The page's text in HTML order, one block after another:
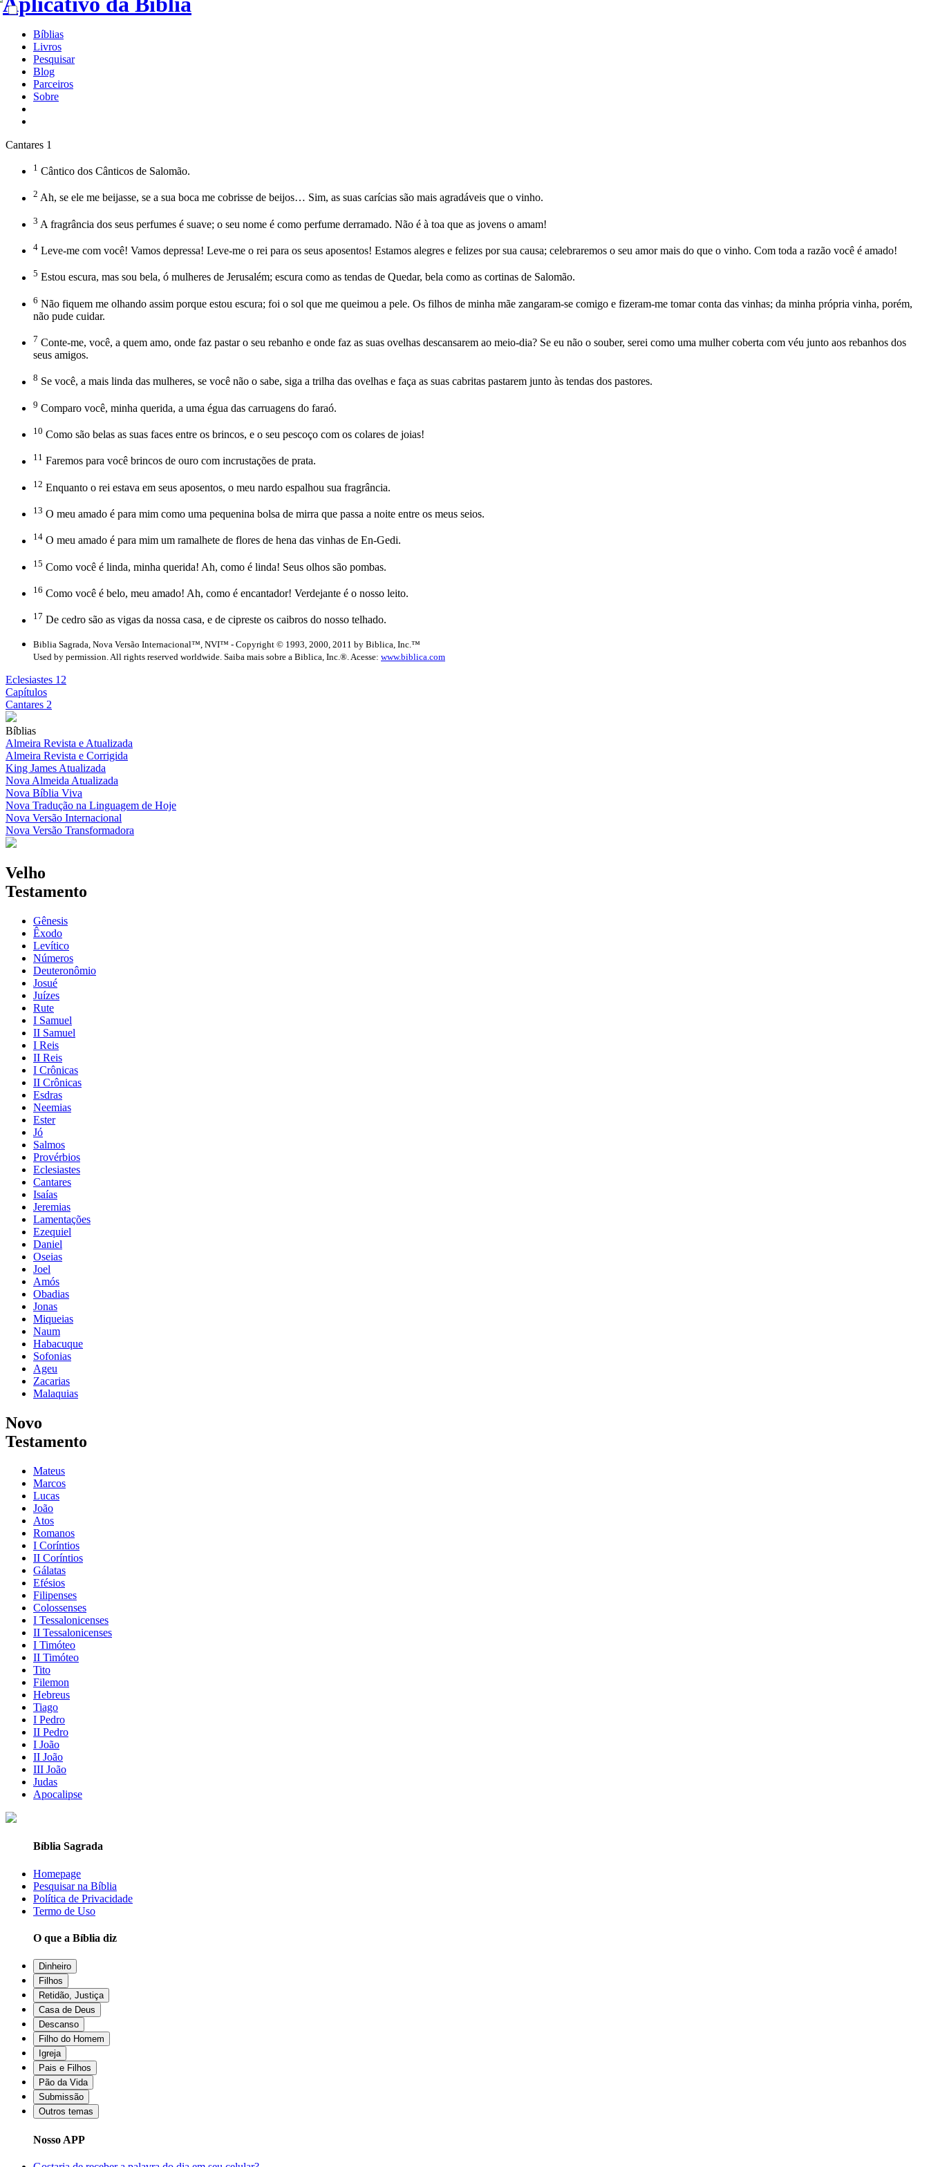
Bíblias
Livros
Pesquisar
Blog
Parceiros
Sobre
Cantares 1
1 Cântico dos Cânticos de Salomão.
2 Ah, se ele me beijasse, se a sua boca me cobrisse de beijos… Sim, as suas carícias são mais agradáveis que o vinho.
3 A fragrância dos seus perfumes é suave; o seu nome é como perfume derramado. Não é à toa que as jovens o amam!
4 Leve-me com você! Vamos depressa! Leve-me o rei para os seus aposentos! Estamos alegres e felizes por sua causa; celebraremos o seu amor mais do que o vinho. Com toda a razão você é amado!
5 Estou escura, mas sou bela, ó mulheres de Jerusalém; escura como as tendas de Quedar, bela como as cortinas de Salomão.
6 Não fiquem me olhando assim porque estou escura; foi o sol que me queimou a pele. Os filhos de minha mãe zangaram-se comigo e fizeram-me tomar conta das vinhas; da minha própria vinha, porém,
não pude cuidar.
7 Conte-me, você, a quem amo, onde faz pastar o seu rebanho e onde faz as suas ovelhas descansarem ao meio-dia? Se eu não o souber, serei como uma mulher coberta com véu junto aos rebanhos dos
seus amigos.
8 Se você, a mais linda das mulheres, se você não o sabe, siga a trilha das ovelhas e faça as suas cabritas pastarem junto às tendas dos pastores.
9 Comparo você, minha querida, a uma égua das carruagens do faraó.
10 Como são belas as suas faces entre os brincos, e o seu pescoço com os colares de joias!
11 Faremos para você brincos de ouro com incrustações de prata.
12 Enquanto o rei estava em seus aposentos, o meu nardo espalhou sua fragrância.
13 O meu amado é para mim como uma pequenina bolsa de mirra que passa a noite entre os meus seios.
14 O meu amado é para mim um ramalhete de flores de hena das vinhas de En-Gedi.
15 Como você é linda, minha querida! Ah, como é linda! Seus olhos são pombas.
16 Como você é belo, meu amado! Ah, como é encantador! Verdejante é o nosso leito.
17 De cedro são as vigas da nossa casa, e de cipreste os caibros do nosso telhado.
Biblia Sagrada, Nova Versão Internacional™, NVI™ - Copyright © 1993, 2000, 2011 by Biblica, Inc.™
Used by permission. All rights reserved worldwide. Saiba mais sobre a Biblica, Inc.®. Acesse: www.biblica.com
Eclesiastes 12
Capítulos
Cantares 2
Bíblias
Almeira Revista e Atualizada
Almeira Revista e Corrigida
King James Atualizada
Nova Almeida Atualizada
Nova Bíblia Viva
Nova Tradução na Linguagem de Hoje
Nova Versão Internacional
Nova Versão Transformadora
Velho
Testamento
Gênesis
Êxodo
Levítico
Números
Deuteronômio
Josué
Juízes
Rute
I Samuel
II Samuel
I Reis
II Reis
I Crônicas
II Crônicas
Esdras
Neemias
Ester
Jó
Salmos
Provérbios
Eclesiastes
Cantares
Isaías
Jeremias
Lamentações
Ezequiel
Daniel
Oseias
Joel
Amós
Obadias
Jonas
Miqueias
Naum
Habacuque
Sofonias
Ageu
Zacarias
Malaquias
Novo
Testamento
Mateus
Marcos
Lucas
João
Atos
Romanos
I Coríntios
II Coríntios
Gálatas
Efésios
Filipenses
Colossenses
I Tessalonicenses
II Tessalonicenses
I Timóteo
II Timóteo
Tito
Filemon
Hebreus
Tiago
I Pedro
II Pedro
I João
II João
III João
Judas
Apocalipse
Bíblia Sagrada
Homepage
Pesquisar na Bíblia
Política de Privacidade
Termo de Uso
O que a Bíblia diz
Dinheiro
Filhos
Retidão, Justiça
Casa de Deus
Descanso
Filho do Homem
Igreja
Pais e Filhos
Pão da Vida
Submissão
Outros temas
Nosso APP